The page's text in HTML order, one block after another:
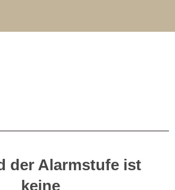
der Alarmstufe ist
keine